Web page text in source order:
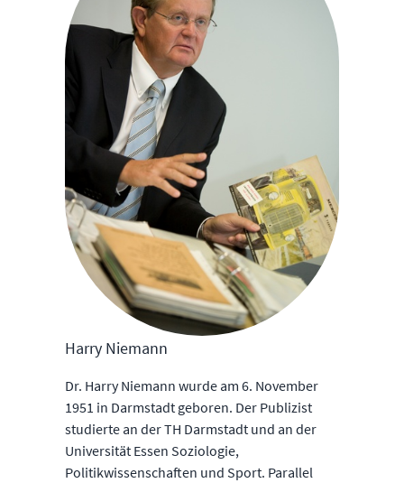
Harry Niemann
Dr. Harry Niemann wurde am 6. November
1951 in Darmstadt geboren. Der Publizist
studierte an der TH Darmstadt und an der
Universität Essen Soziologie,
Politikwissenschaften und Sport. Parallel